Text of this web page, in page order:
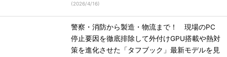
(2026/4/16)
警察・消防から製造・物流まで！ 現場のPC
停止要因を徹底排除して外付けGPU搭載や熱対
策を進化させた「タフブック」最新モデルを見